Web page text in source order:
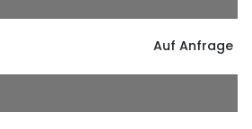
Auf Anfrage